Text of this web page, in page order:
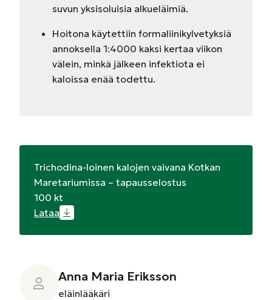
suvun yksisoluisia alkueläimiä.
Hoitona käytettiin formaliinikylvetyksiä
annoksella 1:4000 kaksi kertaa viikon
välein, minkä jälkeen infektiota ei
kaloissa enää todettu.
Trichodina-loinen kalojen vaivana Kotkan
Maretariumissa – tapausselostus
100 kt
Lataa
Anna Maria Eriksson
eläinlääkäri